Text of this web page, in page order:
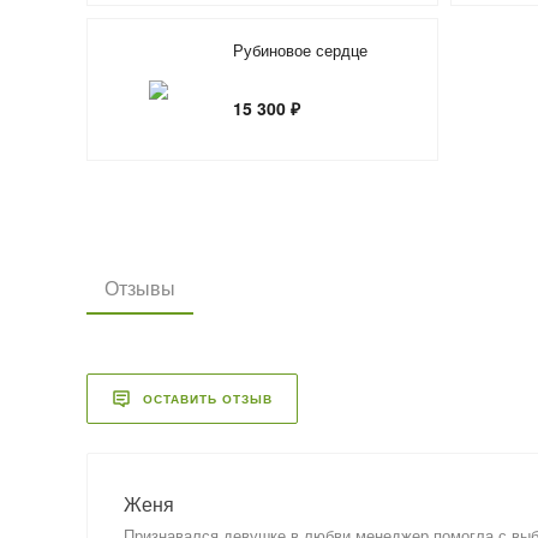
Рубиновое сердце
15 300 ₽
Отзывы
ОСТАВИТЬ ОТЗЫВ
Женя